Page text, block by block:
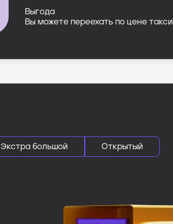
Выгода
Вы можете переехать по цене такси
Экстра большой Открытый